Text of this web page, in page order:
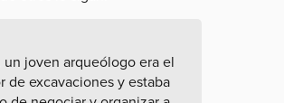
un joven arqueólogo era el
de excavaciones y estaba